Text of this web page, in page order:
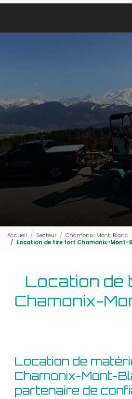
Accueil Secteur
Chamonix-Mont-Blanc
Location de tire fort Chamonix-Mont-
Location de
Chamonix-
Location de
Chamonix-Mont-
partenaire de